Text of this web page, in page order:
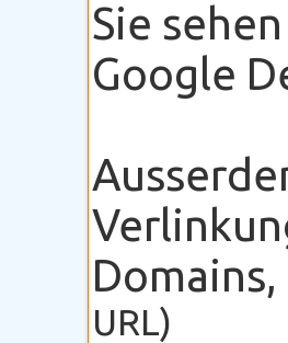
Sie
Google
URL)